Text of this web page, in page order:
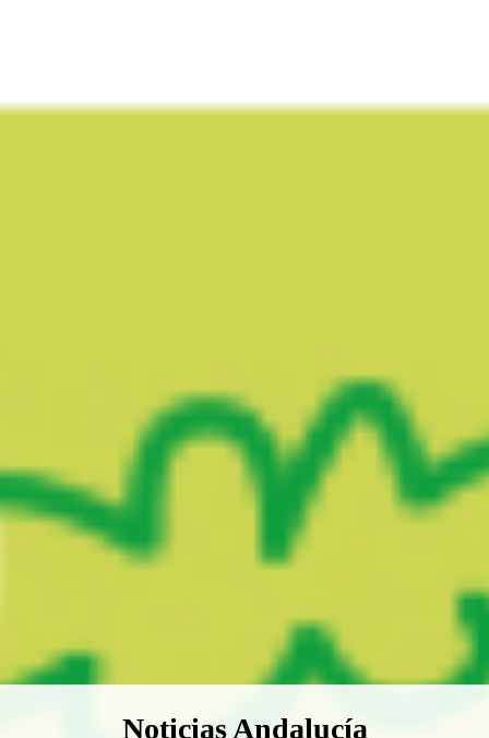
Boletín Noticias Andalucía
Noticias Andalucía